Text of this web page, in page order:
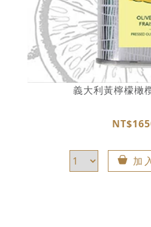
義大利黃檸檬橄
加